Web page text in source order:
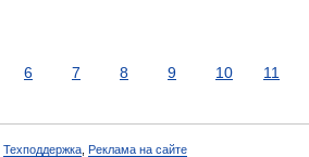
6 7 8 9 10 11
Техподдержка Реклама на сайте